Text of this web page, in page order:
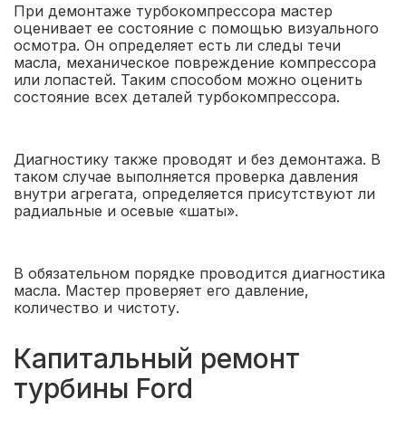
При демонтаже турбокомпрессора мастер
оценивает ее состояние с помощью визуального
осмотра. Он определяет есть ли следы течи
масла, механическое повреждение компрессора
или лопастей. Таким способом можно оценить
состояние всех деталей турбокомпрессора.
Диагностику также проводят и без демонтажа. В
таком случае выполняется проверка давления
внутри агрегата, определяется присутствуют ли
радиальные и осевые «шаты».
В обязательном порядке проводится диагностика
масла. Мастер проверяет его давление,
количество и чистоту.
Капитальный ремонт
турбины Ford